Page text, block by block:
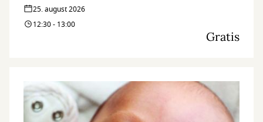
25. august 2026
12:30 - 13:00
Gratis